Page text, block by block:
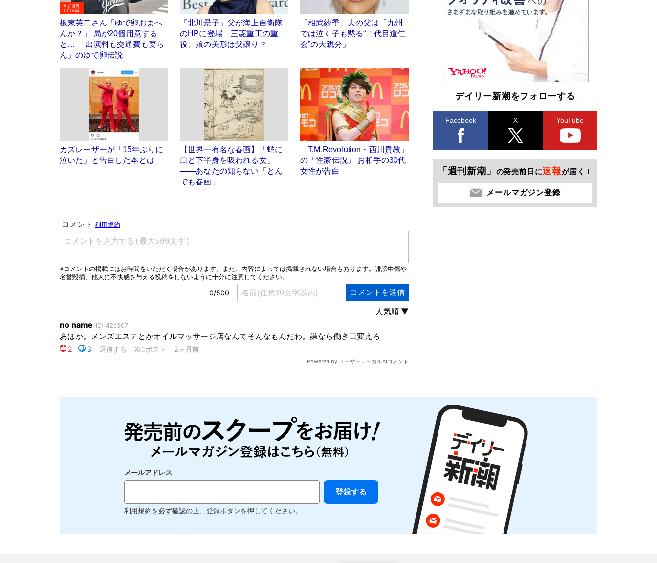
話題
板東英二さん「ゆで卵おまへ
んか？」 局が20個用意する
と… 「出演料も交通費も要ら
ん」のゆで卵伝説
「北川景子」父が海上自衛隊
のHPに登場 三菱重工の重
役、娘の美形は父譲り？
「相武紗季」夫の父は「九州
では泣く子も黙る“二代目道仁
会”の大親分」
カズレーザーが「15年ぶりに
泣いた」と告白した本とは
【世界一有名な春画】「蛸に
口と下半身を吸われる女」
――あなたの知らない「とん
でも春画」
「T.M.Revolution・西川貴教」
の「性豪伝説」 お相手の30代
女性が告白
デイリー新潮をフォローする
Facebook X YouTube
「週刊新潮」 の発売前日に速報が届く！
メールマガジン登録
メールアドレス
利用規約を必ず確認の上、登録ボタンを押してください。